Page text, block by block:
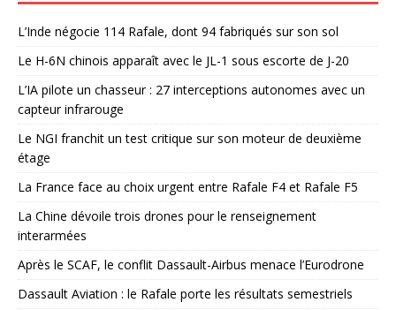
L’Inde négocie 114 Rafale, dont 94 fabriqués sur son sol
Le H-6N chinois apparaît avec le JL-1 sous escorte de J-20
L’IA pilote un chasseur : 27 interceptions autonomes avec un
capteur infrarouge
Le NGI franchit un test critique sur son moteur de deuxième
étage
La France face au choix urgent entre Rafale F4 et Rafale F5
La Chine dévoile trois drones pour le renseignement
interarmées
Après le SCAF, le conflit Dassault-Airbus menace l’Eurodrone
Dassault Aviation : le Rafale porte les résultats semestriels